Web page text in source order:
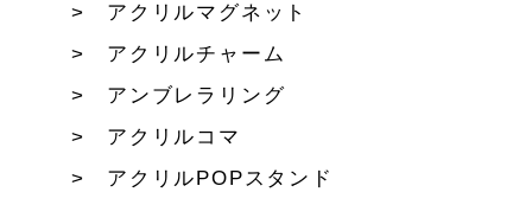
アクリルマグネット
アクリルチャーム
アンブレラリング
アクリルコマ
アクリルPOPスタンド